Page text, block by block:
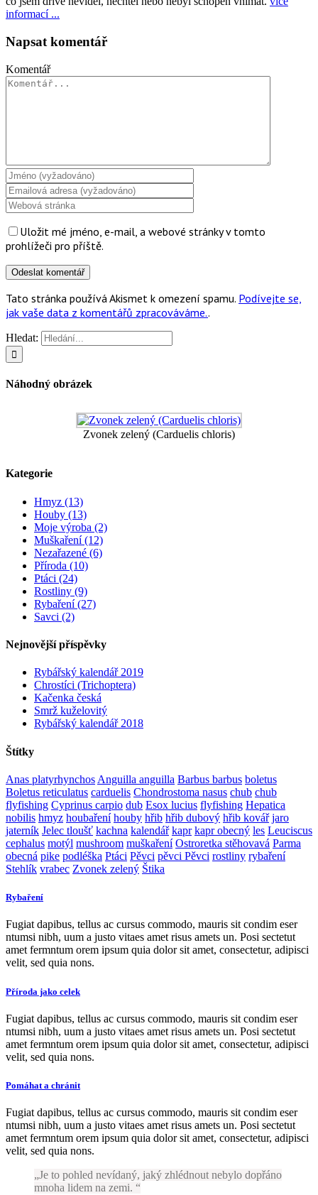
informací ...
Napsat komentář
Komentář
Uložit mé jméno, e-mail, a webové stránky v tomto
prohlížeči pro příště.
Tato stránka používá Akismet k omezení spamu. Podívejte se,
jak vaše data z komentářů zpracováváme..
Hledat:
Náhodný obrázek
Zvonek zelený (Carduelis chloris)
Kategorie
Hmyz (13)
Houby (13)
Moje výroba (2)
Muškaření (12)
Nezařazené (6)
Příroda (10)
Ptáci (24)
Rostliny (9)
Rybaření (27)
Savci (2)
Nejnovější příspěvky
Rybářský kalendář 2019
Chrostíci (Trichoptera)
Kačenka česká
Smrž kuželovitý
Rybářský kalendář 2018
Štítky
Anas platyrhynchos Anguilla anguilla Barbus barbus boletus
Boletus reticulatus carduelis Chondrostoma nasus chub chub
flyfishing Cyprinus carpio dub Esox lucius flyfishing Hepatica
nobilis hmyz houbaření houby hřib hřib dubový hřib kovář jaro
jaterník Jelec tloušť kachna kalendář kapr kapr obecný les Leuciscus
cephalus motýl mushroom muškaření Ostroretka stěhovavá Parma
obecná pike podléška Ptáci Pěvci pěvci Pěvci rostliny rybaření
Stehlík vrabec Zvonek zelený Štika
Rybaření
Fugiat dapibus, tellus ac cursus commodo, mauris sit condim eser
ntumsi nibh, uum a justo vitaes amet risus amets un. Posi sectetut
amet fermntum orem ipsum quia dolor sit amet, consectetur, adipisci
velit, sed quia nons.
Příroda jako celek
Fugiat dapibus, tellus ac cursus commodo, mauris sit condim eser
ntumsi nibh, uum a justo vitaes amet risus amets un. Posi sectetut
amet fermntum orem ipsum quia dolor sit amet, consectetur, adipisci
velit, sed quia nons.
Pomáhat a chránit
Fugiat dapibus, tellus ac cursus commodo, mauris sit condim eser
ntumsi nibh, uum a justo vitaes amet risus amets un. Posi sectetut
amet fermntum orem ipsum quia dolor sit amet, consectetur, adipisci
velit, sed quia nons.
Je to pohled nevídaný, jaký zhlédnout nebylo dopřáno
mnoha lidem na zemi.